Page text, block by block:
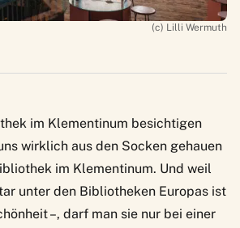
(c) Lilli Wermuth
im Klementinum besichtigen
wirklich aus den Socken gehauen
im Klementinum. Und weil
unter den Bibliotheken Europas ist
–, darf man sie nur bei einer